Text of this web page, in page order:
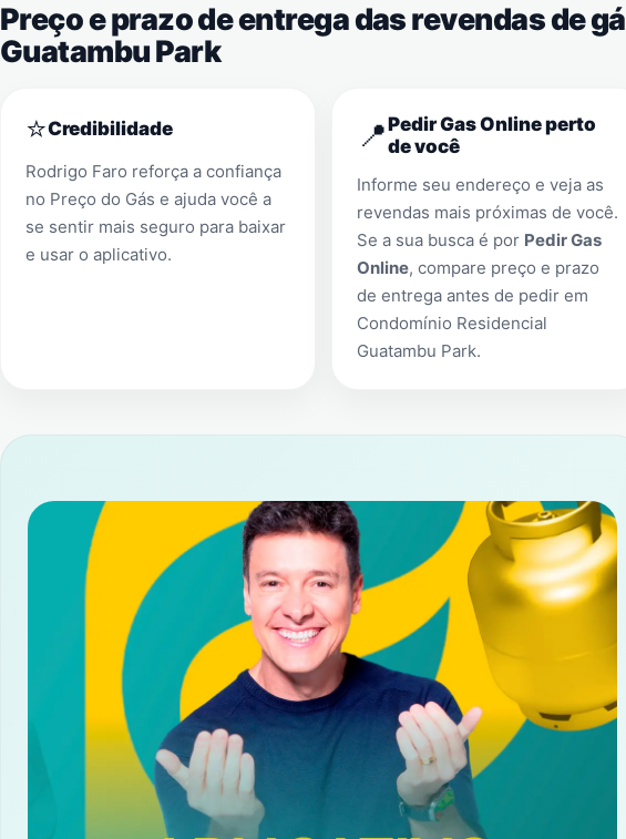
Preço e prazo de entrega das revendas de
Guatambu Park
⭐Credibilidade
Rodrigo Faro reforça a confiança
no Preço do Gás e ajuda você a
se sentir mais seguro para baixar
e usar o aplicativo.
📍Pedir Gas Online perto
de você
Informe seu endereço e veja as
revendas mais próximas de você.
Se a sua busca é por Pedir Gas
Online, compare preço e prazo
de entrega antes de pedir em
Condomínio Residencial
Guatambu Park.